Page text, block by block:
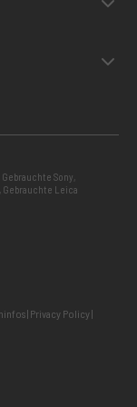
Gebrauchte Sony,
, Gebrauchte Leica
Privacy Policy